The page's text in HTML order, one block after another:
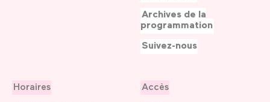
Horaires
Accès
Archives de la
programmation
Suivez-nous